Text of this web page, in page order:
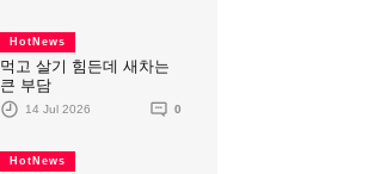
HotNews
먹고 살기 힘든데 새차는
큰 부담
14 Jul 2026 0
HotNews